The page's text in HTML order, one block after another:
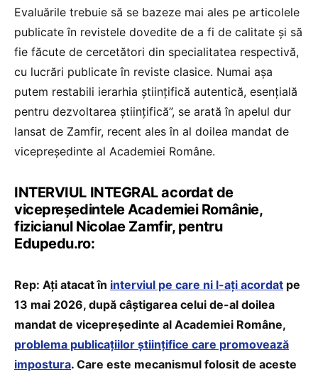
Evaluările trebuie să se bazeze mai ales pe articolele
publicate în revistele dovedite de a fi de calitate și să
fie făcute de cercetători din specialitatea respectivă,
cu lucrări publicate în reviste clasice. Numai așa
putem restabili ierarhia științifică autentică, esențială
pentru dezvoltarea științifică”, se arată în apelul dur
lansat de Zamfir, recent ales în al doilea mandat de
vicepreședinte al Academiei Române.
INTERVIUL INTEGRAL acordat de
vicepreședintele Academiei Românie,
fizicianul Nicolae Zamfir, pentru
Edupedu.ro:
Rep: Ați atacat în interviul pe care ni l-ați acordat pe
13 mai 2026, după câștigarea celui de-al doilea
mandat de vicepreședinte al Academiei Române,
problema publicațiilor științifice care promovează
impostura. Care este mecanismul folosit de aceste